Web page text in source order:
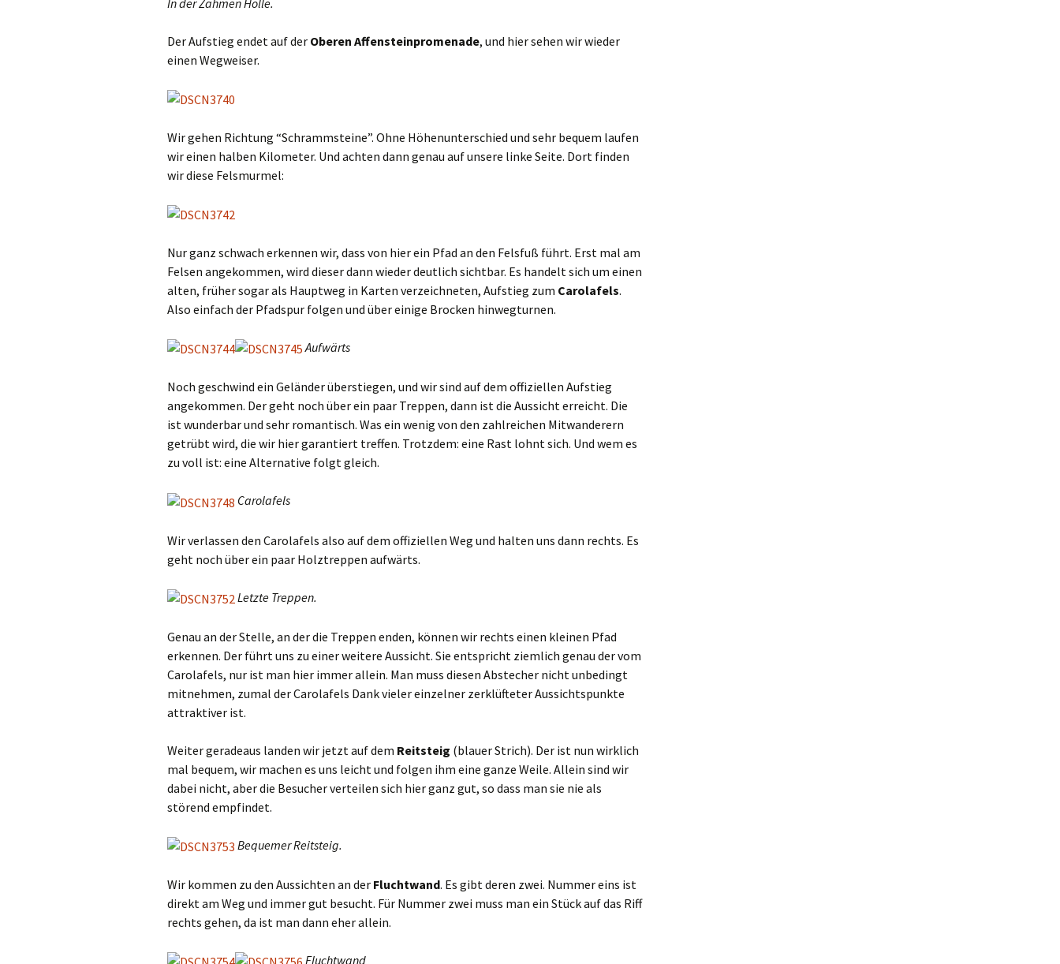
In der Zahmen Hölle.
Der Aufstieg endet auf der Oberen Affensteinpromenade, und hier sehen wir wieder
einen Wegweiser.
Wir gehen Richtung “Schrammsteine”. Ohne Höhenunterschied und sehr bequem laufen
wir einen halben Kilometer. Und achten dann genau auf unsere linke Seite. Dort finden
wir diese Felsmurmel:
Nur ganz schwach erkennen wir, dass von hier ein Pfad an den Felsfuß führt. Erst mal am
Felsen angekommen, wird dieser dann wieder deutlich sichtbar. Es handelt sich um einen
alten, früher sogar als Hauptweg in Karten verzeichneten, Aufstieg zum Carolafels.
Also einfach der Pfadspur folgen und über einige Brocken hinwegturnen.
Aufwärts
Noch geschwind ein Geländer überstiegen, und wir sind auf dem offiziellen Aufstieg
angekommen. Der geht noch über ein paar Treppen, dann ist die Aussicht erreicht. Die
ist wunderbar und sehr romantisch. Was ein wenig von den zahlreichen Mitwanderern
getrübt wird, die wir hier garantiert treffen. Trotzdem: eine Rast lohnt sich. Und wem es
zu voll ist: eine Alternative folgt gleich.
Carolafels
Wir verlassen den Carolafels also auf dem offiziellen Weg und halten uns dann rechts. Es
geht noch über ein paar Holztreppen aufwärts.
Letzte Treppen.
Genau an der Stelle, an der die Treppen enden, können wir rechts einen kleinen Pfad
erkennen. Der führt uns zu einer weitere Aussicht. Sie entspricht ziemlich genau der vom
Carolafels, nur ist man hier immer allein. Man muss diesen Abstecher nicht unbedingt
mitnehmen, zumal der Carolafels Dank vieler einzelner zerklüfteter Aussichtspunkte
attraktiver ist.
Weiter geradeaus landen wir jetzt auf dem Reitsteig (blauer Strich). Der ist nun wirklich
mal bequem, wir machen es uns leicht und folgen ihm eine ganze Weile. Allein sind wir
dabei nicht, aber die Besucher verteilen sich hier ganz gut, so dass man sie nie als
störend empfindet.
Bequemer Reitsteig.
Wir kommen zu den Aussichten an der Fluchtwand. Es gibt deren zwei. Nummer eins ist
direkt am Weg und immer gut besucht. Für Nummer zwei muss man ein Stück auf das Riff
rechts gehen, da ist man dann eher allein.
Fluchtwand